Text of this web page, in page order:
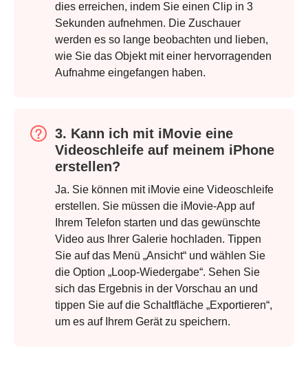
Schritt 2.
dies erreichen, indem Sie einen Clip in 3
Sekunden aufnehmen. Die Zuschauer
werden es so lange beobachten und lieben,
wie Sie das Objekt mit einer hervorragenden
Aufnahme eingefangen haben.
3. Kann ich mit iMovie eine
Videoschleife auf meinem iPhone
erstellen?
Ja. Sie können mit iMovie eine Videoschleife
erstellen. Sie müssen die iMovie-App auf
Ihrem Telefon starten und das gewünschte
Video aus Ihrer Galerie hochladen. Tippen
Sie auf das Menü „Ansicht“ und wählen Sie
die Option „Loop-Wiedergabe“. Sehen Sie
sich das Ergebnis in der Vorschau an und
tippen Sie auf die Schaltfläche „Exportieren“,
um es auf Ihrem Gerät zu speichern.